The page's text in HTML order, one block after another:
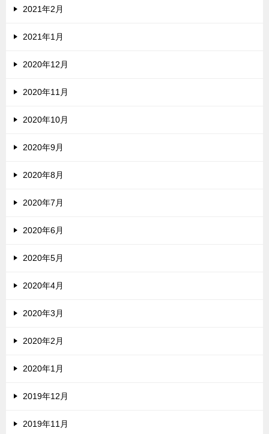
2021年2月
2021年1月
2020年12月
2020年11月
2020年10月
2020年9月
2020年8月
2020年7月
2020年6月
2020年5月
2020年4月
2020年3月
2020年2月
2020年1月
2019年12月
2019年11月